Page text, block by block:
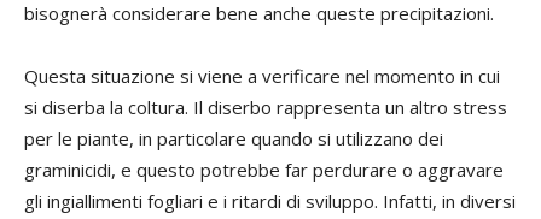
bisognerà considerare bene anche queste precipitazioni.
Questa situazione si viene a verificare nel momento in cui
si diserba la coltura. Il diserbo rappresenta un altro stress
per le piante, in particolare quando si utilizzano dei
graminicidi, e questo potrebbe far perdurare o aggravare
gli ingiallimenti fogliari e i ritardi di sviluppo. Infatti, in diversi